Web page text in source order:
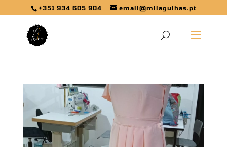
+351 934 605 904 email@milagulhas.pt